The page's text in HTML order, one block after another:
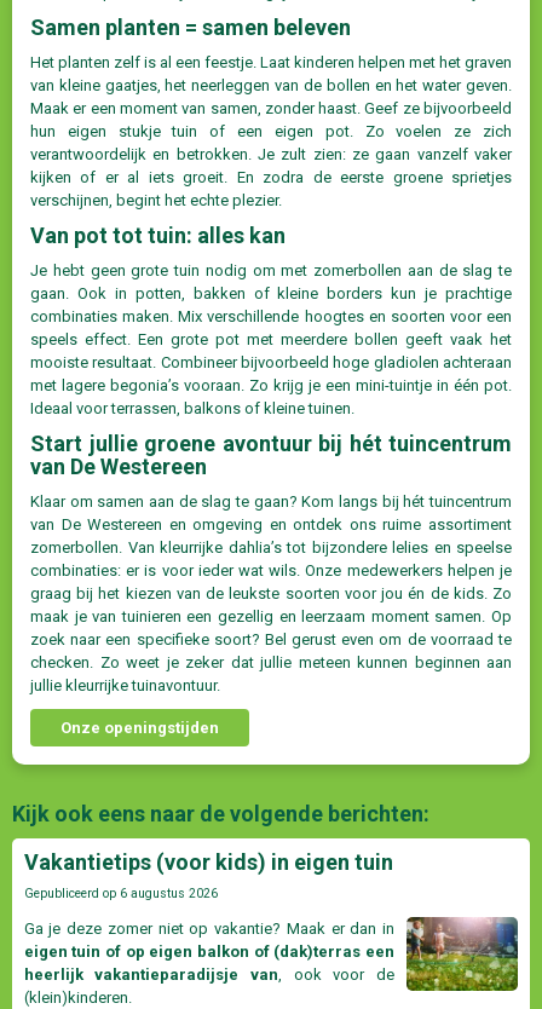
Samen planten = samen beleven
Het planten zelf is al een feestje. Laat kinderen helpen met het graven
van kleine gaatjes, het neerleggen van de bollen en het water geven.
Maak er een moment van samen, zonder haast. Geef ze bijvoorbeeld
hun eigen stukje tuin of een eigen pot. Zo voelen ze zich
verantwoordelijk en betrokken. Je zult zien: ze gaan vanzelf vaker
kijken of er al iets groeit. En zodra de eerste groene sprietjes
verschijnen, begint het echte plezier.
Van pot tot tuin: alles kan
Je hebt geen grote tuin nodig om met zomerbollen aan de slag te
gaan. Ook in potten, bakken of kleine borders kun je prachtige
combinaties maken. Mix verschillende hoogtes en soorten voor een
speels effect. Een grote pot met meerdere bollen geeft vaak het
mooiste resultaat. Combineer bijvoorbeeld hoge gladiolen achteraan
met lagere begonia’s vooraan. Zo krijg je een mini-tuintje in één pot.
Ideaal voor terrassen, balkons of kleine tuinen.
Start jullie groene avontuur bij hét tuincentrum
van De Westereen
Klaar om samen aan de slag te gaan? Kom langs bij hét tuincentrum
van De Westereen en omgeving en ontdek ons ruime assortiment
zomerbollen. Van kleurrijke dahlia’s tot bijzondere lelies en speelse
combinaties: er is voor ieder wat wils. Onze medewerkers helpen je
graag bij het kiezen van de leukste soorten voor jou én de kids. Zo
maak je van tuinieren een gezellig en leerzaam moment samen. Op
zoek naar een specifieke soort? Bel gerust even om de voorraad te
checken. Zo weet je zeker dat jullie meteen kunnen beginnen aan
jullie kleurrijke tuinavontuur.
Onze openingstijden
Kijk ook eens naar de volgende berichten:
Vakantietips (voor kids) in eigen tuin
Gepubliceerd op 6 augustus 2026
Ga je deze zomer niet op vakantie? Maak er dan in
eigen tuin of op eigen balkon of (dak)terras een
heerlijk vakantieparadijsje van, ook voor de
(klein)kinderen.